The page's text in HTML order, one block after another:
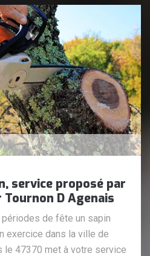
service proposé par
D Agenais
de fête un sapin
exercice dans la ville de
le 47370 met à votre service